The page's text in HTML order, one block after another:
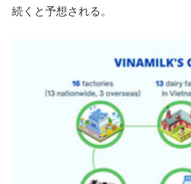
続くと予想される。